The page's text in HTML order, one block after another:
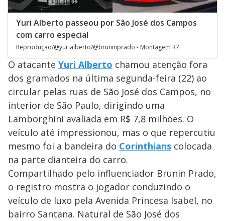
Yuri Alberto passeou por São José dos Campos
com carro especial
Reprodução/@yurialberto/@bruninprado - Montagem R7
O atacante Yuri Alberto chamou atenção fora
dos gramados na última segunda-feira (22) ao
circular pelas ruas de São José dos Campos, no
interior de São Paulo, dirigindo uma
Lamborghini avaliada em R$ 7,8 milhões. O
veículo até impressionou, mas o que repercutiu
mesmo foi a bandeira do Corinthians colocada
na parte dianteira do carro.
Compartilhado pelo influenciador Brunin Prado,
o registro mostra o jogador conduzindo o
veículo de luxo pela Avenida Princesa Isabel, no
bairro Santana. Natural de São José dos